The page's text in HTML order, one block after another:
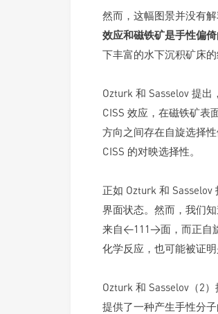
然而，这幅图景并没有
效应和磁铁矿是手性偏
下丰富的水下沉积矿床的
Ozturk 和 Sasselov 提
CISS 效应，在磁铁矿表
方向之间存在自旋选择
CISS 的对映选择性。
正如 Ozturk 和
界面状态。然而，我们
来自<111>面，而正自
化学反应，也可能被证明
Ozturk 和 Sasselov（2
提供了一种产生手性分